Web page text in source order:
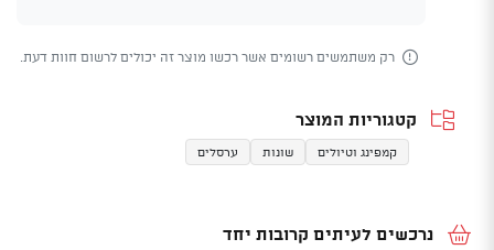
רק משתמשים רשומים אשר רכשו מוצר זה יכולים לרשום חוות דעת.
קטגוריות המוצר
קמפינג וטיולים שונות ערסלים
נרכשים לעיתים קרובות יחד